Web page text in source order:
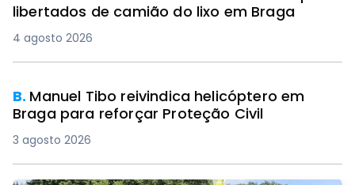
libertados de camião do lixo em Braga
4 agosto 2026
B. Manuel Tibo reivindica helicóptero em
Braga para reforçar Proteção Civil
3 agosto 2026